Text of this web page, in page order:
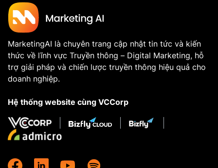
MarketingAI là chuyên trang cập nhật tin tức và kiến
thức về lĩnh vực Truyền thông – Digital Marketing, hỗ
trợ giải pháp và chiến lược truyền thông hiệu quả cho
doanh nghiệp.
Hệ thống website cùng VCCorp